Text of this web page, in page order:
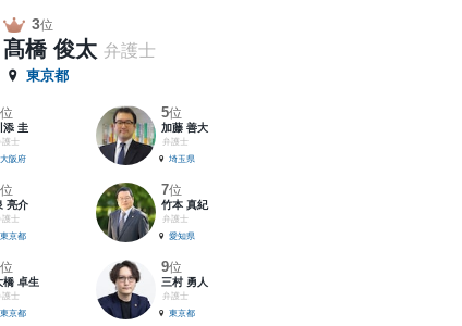
3位
髙橋 俊太 弁護士
東京都
位
添 圭
護士
大阪府
5位
加藤 善大
弁護士
埼玉県
位
亮介
護士
東京都
7位
竹本 真紀
弁護士
愛知県
位
橋 卓生
護士
東京都
9位
三村 勇人
弁護士
東京都